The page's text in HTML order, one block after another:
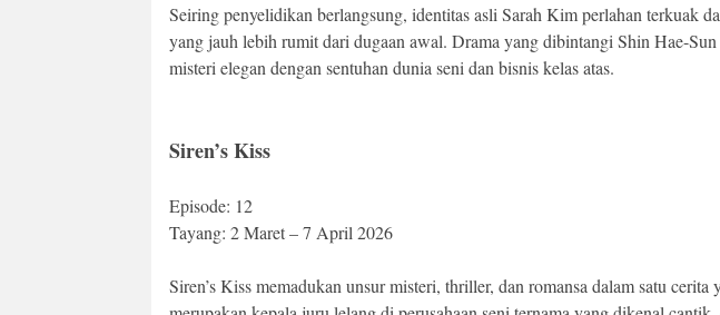
Seiring penyelidikan berlangsung, identitas asli Sarah Kim perlahan terkuak
yang jauh lebih rumit dari dugaan awal. Drama yang dibintangi Shin Hae-
misteri elegan dengan sentuhan dunia seni dan bisnis kelas atas.
Siren’s Kiss
Episode: 12
Tayang: 2 Maret – 7 April 2026
Siren’s Kiss memadukan unsur misteri, thriller, dan romansa dalam satu